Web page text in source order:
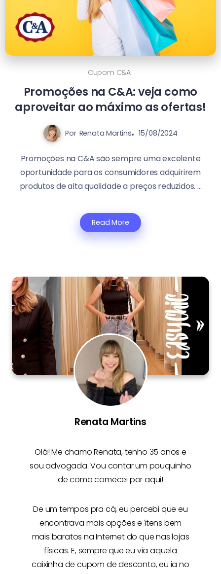
Cupom C&a
Promoções na C&A: veja como
aproveitar ao máximo as ofertas!
Por Renata Martins 15/08/2024
Promoções na C&A são sempre uma excelente
oportunidade para os consumidores adquirirem
produtos de alta qualidade a preços reduzidos. ...
Read More
Renata Martins
Olá! Me chamoRenata, tenho 35 anos e
sou advogada. Vou contar um pouquinho
de como comecei por aqui!
De um tempos pra cá, eu percebi que eu
encontrava mais opções e ítens bem
mais baratos na Internetdo que nas lojas
físicas. E, sempre que eu via aquela
caixinha de cupom de desconto, eu ia no